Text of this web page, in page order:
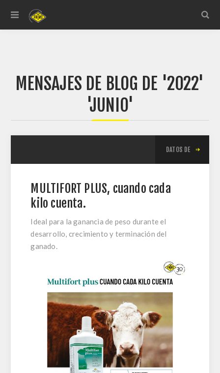
MENSAJES DE BLOG DE '2022'
'JUNIO'
DATOS DE
MULTIFORT PLUS, cuando cada
kilo cuenta.
Ideal para la ganancia de peso durante el
desarrollo, crecimiento y terminación del
ganado.